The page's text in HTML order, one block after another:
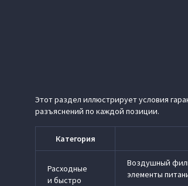
Этот раздел иллюстрирует условия
разъяснений по каждой позиции.
Категория
Расходные
и быстро
Воздушный
элементы